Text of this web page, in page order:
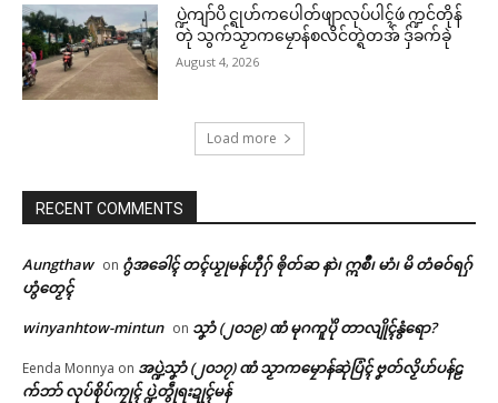
ပ္ဍဲကျာ်ပိ င္ရုဟ်ကပေါတ်ဖျာလုပ်ပါၚ်ဖဴ က္ဍင်တိုန်
တုဲ သွက်သၟာကမၠောန်စလိင်တ္ရဲတအ် ဒှ်ခက်ခုဲ
August 4, 2026
Load more
RECENT COMMENTS
Aungthaw on ဂွံအခေါၚ် တၚ်ယၟုမန်ဟီုဂှ် ၜိုတ်ဆ နာဲ၊ ဣစဳ၊ မာံ၊ မိ တံဓဝ်ရဂှ်
ဟွံတၟေၚ်
winyanhtow-mintun on သၞာံ (၂၀၁၉) ဏံ မုဂကူပိုဲ တာလျိုၚ်နွံရော?
Eenda Monnya on အပ္ဍဲသၞာံ (၂၀၁၇) ဏံ သၟာကမၠောန်ဆုဲပြံၚ် ဗၞတ်လၟိဟ်ပန်ဠ
က်ဘာ် လုပ်စိုပ်ကၠုၚ် ပ္ဍဲတွဵုရးဍုၚ်မန်